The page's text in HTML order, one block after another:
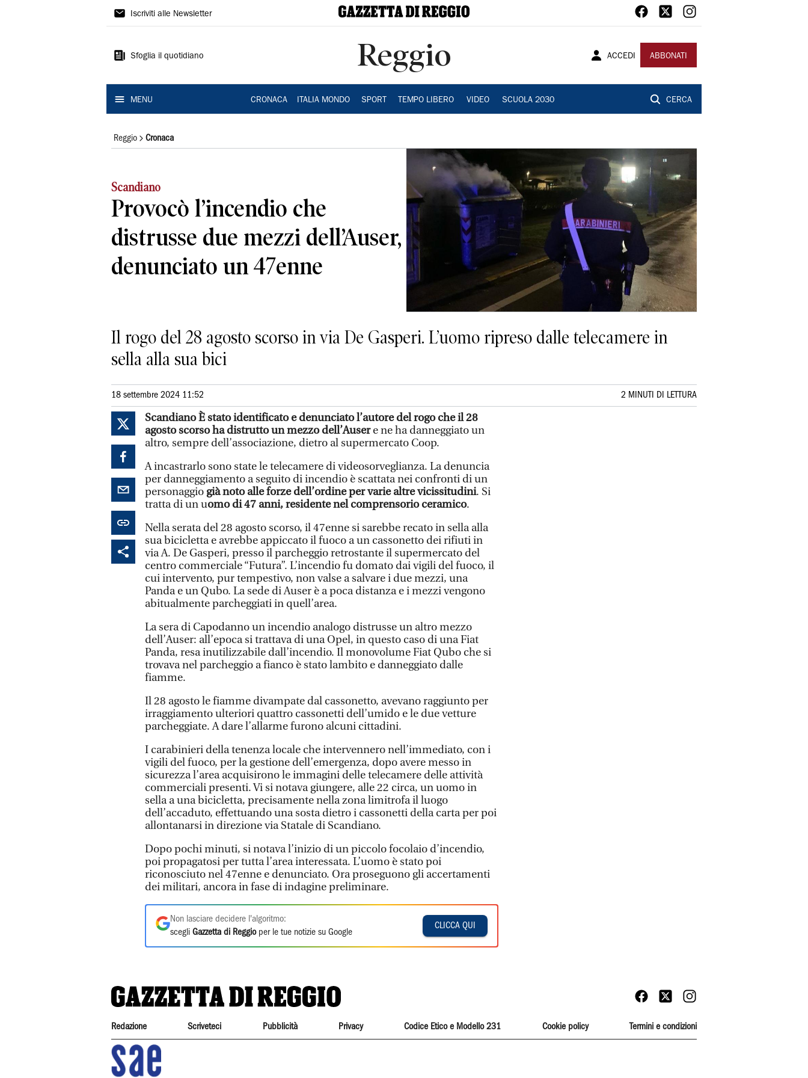
Gazzetta
Reggio
Iscriviti alle Newsletter
Sfoglia il quotidiano Reggio ACCEDI ABBONATI
MENU CRONACA ITALIA MONDO SPORT TEMPO LIBERO VIDEO SCUOLA 2030 CERCA
Reggio Cronaca
Scandiano
Provocò l’incendio che
distrusse due mezzi dell’Auser,
denunciato un 47enne
Il rogo del 28 agosto scorso in via De Gasperi. L’uomo ripreso dalle telecamere in
sella alla sua bici
18 settembre 2024 11:52 2 MINUTI DI LETTURA
Scandiano È stato identificato e denunciato l’autore del rogo che il 28
agosto scorso ha distrutto un mezzo dell’Ausere ne ha danneggiato un
altro, sempre dell’associazione, dietro al supermercato Coop.
A incastrarlo sono state le telecamere di videosorveglianza. La denuncia
per danneggiamento a seguito di incendio è scattata nei confronti di un
personaggio già noto alle forze dell’ordine per varie altre vicissitudini. Si
tratta di un uomo di 47 anni, residente nel comprensorio ceramico.
Nella serata del 28 agosto scorso, il 47enne si sarebbe recato in sella alla
sua bicicletta e avrebbe appiccato il fuoco a un cassonetto dei rifiuti in
via A. De Gasperi, presso il parcheggio retrostante il supermercato del
centro commerciale “Futura”. L’incendio fu domato dai vigili del fuoco, il
cui intervento, pur tempestivo, non valse a salvare i due mezzi, una
Panda e un Qubo. La sede di Auser è a poca distanza e i mezzi vengono
abitualmente parcheggiati in quell’area.
La sera di Capodanno un incendio analogo distrusse un altro mezzo
dell’Auser: all’epoca si trattava di una Opel, in questo caso di una Fiat
Panda, resa inutilizzabile dall’incendio. Il monovolume Fiat Qubo che si
trovava nel parcheggio a fianco è stato lambito e danneggiato dalle
fiamme.
Il 28 agosto le fiamme divampate dal cassonetto, avevano raggiunto per
irraggiamento ulteriori quattro cassonetti dell’umido e le due vetture
parcheggiate. A dare l’allarme furono alcuni cittadini.
I carabinieri della tenenza locale che intervennero nell’immediato, con i
vigili del fuoco, per la gestione dell’emergenza, dopo avere messo in
sicurezza l’area acquisirono le immagini delle telecamere delle attività
commerciali presenti. Vi si notava giungere, alle 22 circa, un uomo in
sella a una bicicletta, precisamente nella zona limitrofa il luogo
dell’accaduto, effettuando una sosta dietro i cassonetti della carta per poi
allontanarsi in direzione via Statale di Scandiano.
Dopo pochi minuti, si notava l’inizio di un piccolo focolaio d’incendio,
poi propagatosi per tutta l’area interessata. L’uomo è stato poi
riconosciuto nel 47enne e denunciato. Ora proseguono gli accertamenti
dei militari, ancora in fase di indagine preliminare.
Non lasciare decidere l'algoritmo:
scegli Gazzetta di Reggioper le tue notizie su Google
CLICCA QUI
Redazione Scriveteci Pubblicità Privacy Codice Etico e Modello 231 Cookie policy Termini e condizioni